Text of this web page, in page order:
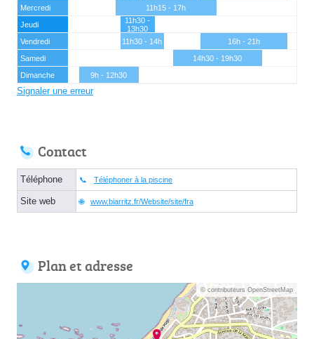
Mercredi
11h15 - 17h
Jeudi
11h30 -
13h30
Vendredi
11h30 - 14h
16h - 21h
Samedi
14h30 - 19h30
Dimanche
9h - 12h30
Signaler une erreur
Contact
Téléphone Téléphoner à la piscine
Site web www.biarritz.fr/Website/site/fra
Plan et adresse
© contributeurs OpenStreetMap